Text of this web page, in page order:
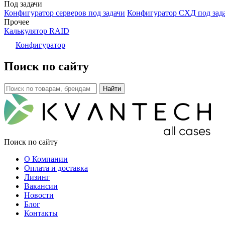
Под задачи
Конфигуратор серверов под задачи Конфигуратор СХД под
Прочее
Калькулятор RAID
Конфигуратор
Поиск по сайту
Поиск по сайту
О Компании
Оплата и доставка
Лизинг
Вакансии
Новости
Блог
Контакты